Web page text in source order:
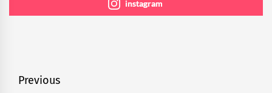
instagram
Navegación
Previous